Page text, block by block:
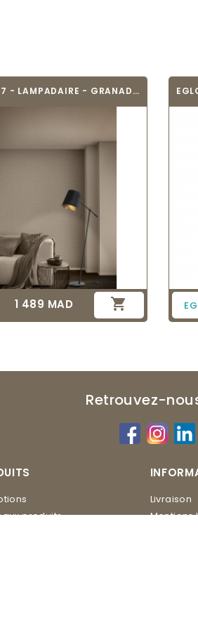
EGLO 39867 - LAMPADAIRE - GRANADILLOS
Prix
1 489 MAD 
Retrouvez-
produits
Livraison
Mentions